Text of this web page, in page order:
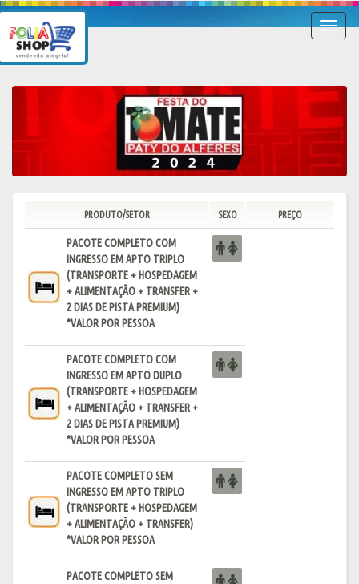
Toggle
PRODUTO/SETOR SEXO PREÇO
PACOTE COMPLETO COM
INGRESSO EM APTO TRIPLO
(TRANSPORTE + HOSPEDAGEM
+ ALIMENTAÇÃO + TRANSFER +
2 DIAS DE PISTA PREMIUM)
*VALOR POR PESSOA
PACOTE COMPLETO COM
INGRESSO EM APTO DUPLO
(TRANSPORTE + HOSPEDAGEM
+ ALIMENTAÇÃO + TRANSFER +
2 DIAS DE PISTA PREMIUM)
*VALOR POR PESSOA
PACOTE COMPLETO SEM
INGRESSO EM APTO TRIPLO
(TRANSPORTE + HOSPEDAGEM
+ ALIMENTAÇÃO + TRANSFER)
*VALOR POR PESSOA
PACOTE COMPLETO SEM